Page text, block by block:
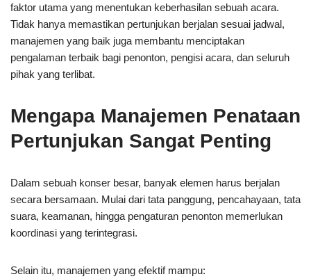
faktor utama yang menentukan keberhasilan sebuah acara.
Tidak hanya memastikan pertunjukan berjalan sesuai jadwal,
manajemen yang baik juga membantu menciptakan
pengalaman terbaik bagi penonton, pengisi acara, dan seluruh
pihak yang terlibat.
Mengapa Manajemen Penataan
Pertunjukan Sangat Penting
Dalam sebuah konser besar, banyak elemen harus berjalan
secara bersamaan. Mulai dari tata panggung, pencahayaan, tata
suara, keamanan, hingga pengaturan penonton memerlukan
koordinasi yang terintegrasi.
Selain itu, manajemen yang efektif mampu: